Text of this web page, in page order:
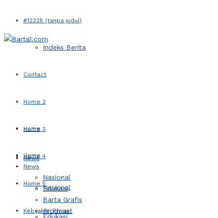
#12328 (tanpa judul)
Indeks Berita
Contact
Home 2
Home 3
Home 4
Home 5
Kebijakan Privasi
Home
News
Nasional
Home
News
Nasional
Edukasi
Barta Grafis
Prodcast